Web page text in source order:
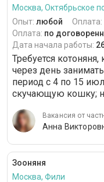
Москва, Октябрьское
Опыт: любой Оплата:
Оплата: по
Дата начала работы:
Требуется
через день
период с 4 по 15
скучающую кошку;
Вакансия от
Анна
Зооняня
Москва, Фили